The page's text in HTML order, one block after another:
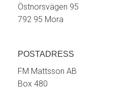
Östnorsvägen 95
792 95 Mora
POSTADRESS
FM Mattsson AB
Box 480